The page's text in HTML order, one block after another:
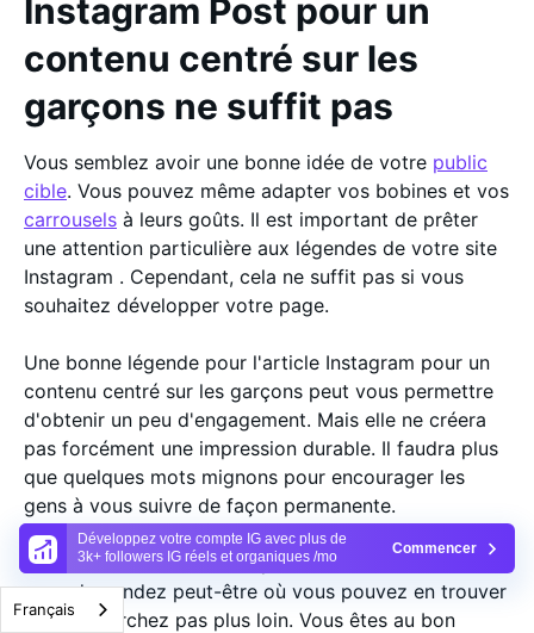
Développez votre compte IG avec plus de
3k+ followers IG réels et organiques /mo
Commencer
Instagram Post pour un
contenu centré sur les
garçons ne suffit pas
Vous semblez avoir une bonne idée de votre public
cible. Vous pouvez même adapter vos bobines et vos
carrousels à leurs goûts. Il est important de prêter
une attention particulière aux légendes de votre site
Instagram . Cependant, cela ne suffit pas si vous
souhaitez développer votre page.
Une bonne légende pour l'article Instagram pour un
contenu centré sur les garçons peut vous permettre
d'obtenir un peu d'engagement. Mais elle ne créera
pas forcément une impression durable. Il faudra plus
que quelques mots mignons pour encourager les
gens à vous suivre de façon permanente.
Vous aurez besoin d'un expert en croissance. Vous
vous demandez peut-être où vous pouvez en trouver
un. Ne cherchez pas plus loin. Vous êtes au bon
Français